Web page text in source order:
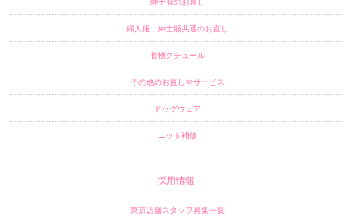
紳士服のお直し
婦人服、紳士服共通のお直し
着物クチュール
その他のお直しやサービス
ドッグウェア
ニット補修
採用情報
東京店舗スタッフ募集一覧